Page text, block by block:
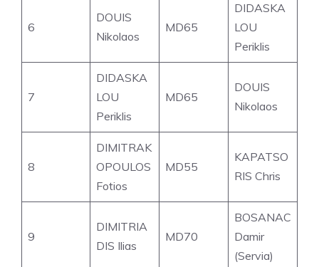
6
DOUIS
Nikolaos
MD65
DIDASKA
LOU
Periklis
7
DIDASKA
LOU
Periklis
MD65
DOUIS
Nikolaos
8
DIMITRAK
OPOULOS
Fotios
MD55
KAPATSO
RIS Chris
9
DIMITRIA
DIS Ilias
MD70
BOSANAC
Damir
(Servia)